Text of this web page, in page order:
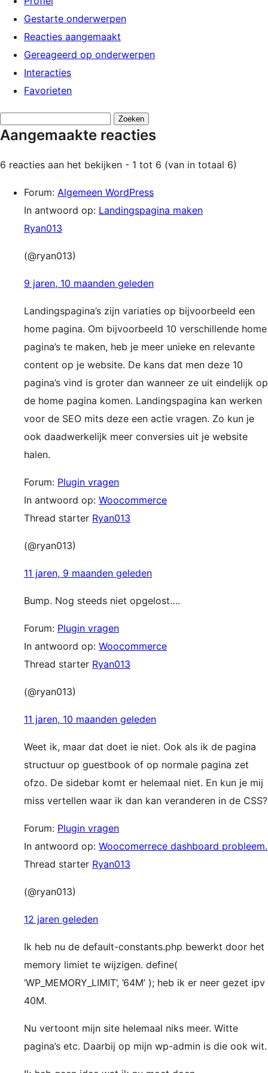
Gestarte onderwerpen
Reacties aangemaakt
Gereageerd op onderwerpen
Interacties
Favorieten
zoeken:
Aangemaakte reacties
6 reacties aan het bekijken - 1 tot 6 (van in totaal 6)
Forum: Algemeen WordPress
In antwoord op: Landingspagina maken
Ryan013
(@ryan013)
9 jaren, 10 maanden geleden
Landingspagina’s zijn variaties op bijvoorbeeld een
home pagina. Om bijvoorbeeld 10 verschillende home
pagina’s te maken, heb je meer unieke en relevante
content op je website. De kans dat men deze 10
pagina’s vind is groter dan wanneer ze uit eindelijk op
de home pagina komen. Landingspagina kan werken
voor de SEO mits deze een actie vragen. Zo kun je
ook daadwerkelijk meer conversies uit je website
halen.
Forum: Plugin vragen
In antwoord op: Woocommerce
Thread starter Ryan013
(@ryan013)
11 jaren, 9 maanden geleden
Bump. Nog steeds niet opgelost….
Forum: Plugin vragen
In antwoord op: Woocommerce
Thread starter Ryan013
(@ryan013)
11 jaren, 10 maanden geleden
Weet ik, maar dat doet ie niet. Ook als ik de pagina
structuur op guestbook of op normale pagina zet
ofzo. De sidebar komt er helemaal niet. En kun je mij
miss vertellen waar ik dan kan veranderen in de CSS?
Forum: Plugin vragen
In antwoord op: Woocomerrece dashboard probleem.
Thread starter Ryan013
(@ryan013)
12 jaren geleden
Ik heb nu de default-constants.php bewerkt door het
memory limiet te wijzigen. define(
‘WP_MEMORY_LIMIT’, ’64M’ ); heb ik er neer gezet ipv
40M.
Nu vertoont mijn site helemaal niks meer. Witte
pagina’s etc. Daarbij op mijn wp-admin is die ook wit.